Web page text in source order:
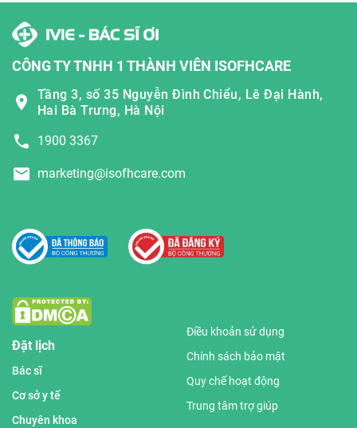
CÔNG TY TNHH 1 THÀNH VIÊN ISOFHCARE
Tầng 3, số 35 Nguyễn Đình Chiểu, Lê Đại Hành,
Hai Bà Trưng, Hà Nội
1900 3367
marketing@isofhcare.com
Đặt lịch
Bác sĩ
Cơ sở y tế
Chuyên khoa
Điều khoản sử dụng
Chính sách bảo mật
Quy chế hoạt động
Trung tâm trợ giúp